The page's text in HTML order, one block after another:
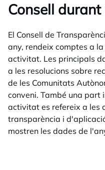
Consell
El Consell de
any, rendeix comptes a
activitat. Les principals
a les resolucions sobre
de les Comunitats
conveni. També una
activitat es refereix a les
transparència i
mostren les dades de